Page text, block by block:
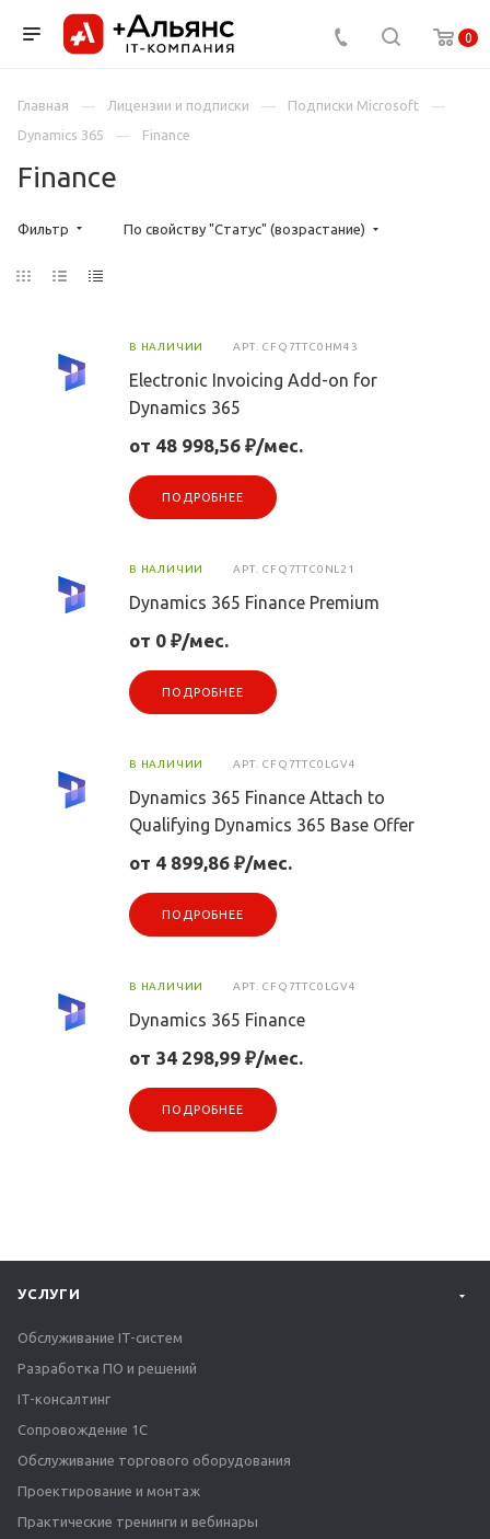
0
Главная Лицензии и подписки
Подписки Microsoft
Dynamics 365
Finance
Finance
Фильтр По свойству "Статус" (возрастание)
В НАЛИЧИИ АРТ. CFQ7TTC0HM43
Electronic Invoicing Add-on for
Dynamics 365
от 48 998,56 ₽/мес.
ПОДРОБНЕЕ
В НАЛИЧИИ АРТ. CFQ7TTC0NL21
Dynamics 365 Finance Premium
от 0 ₽/мес.
ПОДРОБНЕЕ
В НАЛИЧИИ АРТ. CFQ7TTC0LGV4
Dynamics 365 Finance Attach to
Qualifying Dynamics 365 Base Offer
от 4 899,86 ₽/мес.
ПОДРОБНЕЕ
В НАЛИЧИИ АРТ. CFQ7TTC0LGV4
Dynamics 365 Finance
от 34 298,99 ₽/мес.
ПОДРОБНЕЕ
УСЛУГИ
Обслуживание IT-систем
Разработка ПО и решений
IT-консалтинг
Сопровождение 1С
Обслуживание торгового оборудования
Проектирование и монтаж
Практические тренинги и вебинары